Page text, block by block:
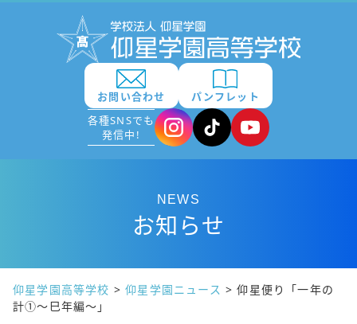
お問い合わせ
パンフレット
各種SNSでも
発信中!
NEWS
お知らせ
仰星学園高等学校 >仰星学園ニュース >仰星便り「一年の
計①～巳年編～」